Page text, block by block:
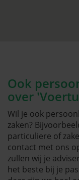
Ook
over
Wil je ook
zaken?
particuliere of
contact met ons
zullen wij je
het beste bij je